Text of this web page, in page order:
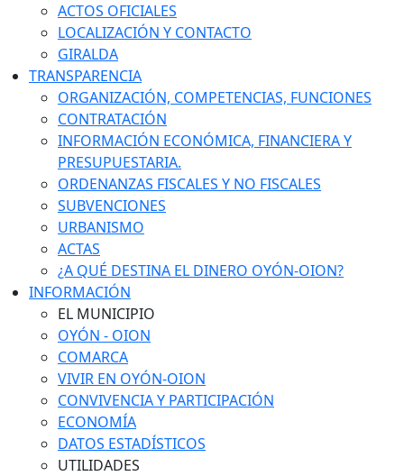
ACTOS OFICIALES
LOCALIZACIÓN Y CONTACTO
GIRALDA
TRANSPARENCIA
ORGANIZACIÓN, COMPETENCIAS, FUNCIONES
CONTRATACIÓN
INFORMACIÓN ECONÓMICA, FINANCIERA Y
PRESUPUESTARIA.
ORDENANZAS FISCALES Y NO FISCALES
SUBVENCIONES
URBANISMO
ACTAS
¿A QUÉ DESTINA EL DINERO OYÓN-OION?
INFORMACIÓN
EL MUNICIPIO
OYÓN - OION
COMARCA
VIVIR EN OYÓN-OION
CONVIVENCIA Y PARTICIPACIÓN
ECONOMÍA
DATOS ESTADÍSTICOS
UTILIDADES